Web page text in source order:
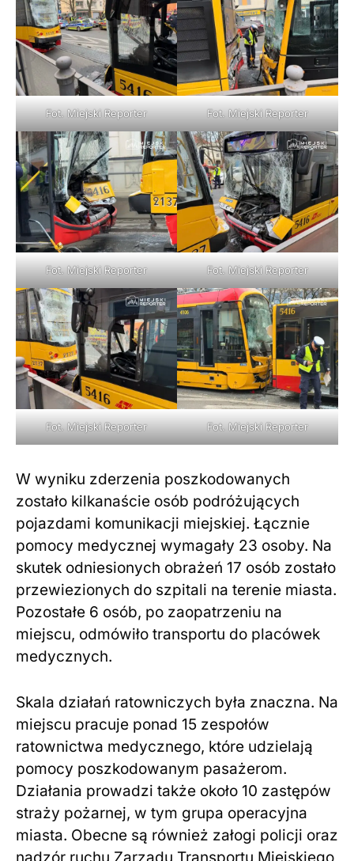
Fot. Miejski Reporter Fot. Miejski Reporter
Fot. Miejski Reporter Fot. Miejski Reporter
Fot. Miejski Reporter Fot. Miejski Reporter
W wyniku zderzenia poszkodowanych
zostało kilkanaście osób podróżujących
pojazdami komunikacji miejskiej. Łącznie
pomocy medycznej wymagały 23 osoby. Na
skutek odniesionych obrażeń 17 osób zostało
przewiezionych do szpitali na terenie miasta.
Pozostałe 6 osób, po zaopatrzeniu na
miejscu, odmówiło transportu do placówek
medycznych.
Skala działań ratowniczych była znaczna. Na
miejscu pracuje ponad 15 zespołów
ratownictwa medycznego, które udzielają
pomocy poszkodowanym pasażerom.
Działania prowadzi także około 10 zastępów
straży pożarnej, w tym grupa operacyjna
miasta. Obecne są również załogi policji oraz